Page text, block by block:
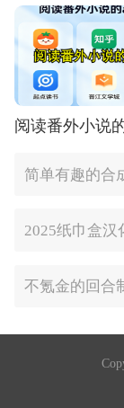
简单有趣的合